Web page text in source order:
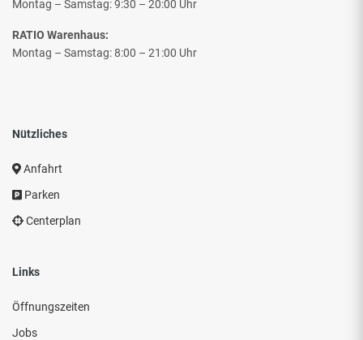
Montag – Samstag: 9:30 – 20:00 Uhr
RATIO Warenhaus:
Montag – Samstag: 8:00 – 21:00 Uhr
Nützliches
Anfahrt
Parken
Centerplan
Links
Öffnungszeiten
Jobs